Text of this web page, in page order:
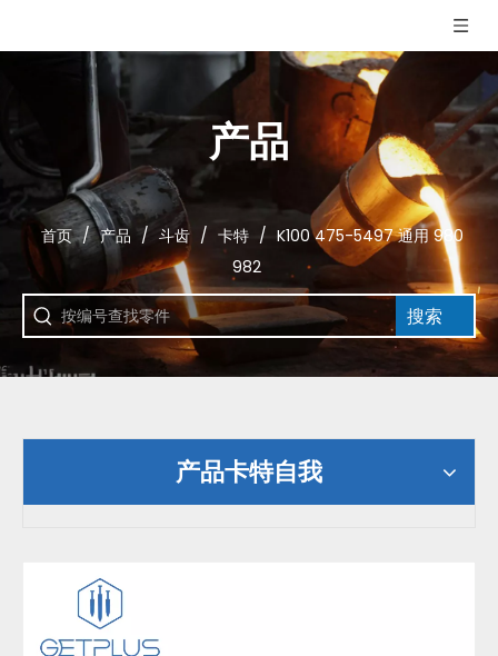
产品
首页 / 产品 / 斗齿 / 卡特 / K100 475-5497 通用 980
982
搜索
产品卡特自我